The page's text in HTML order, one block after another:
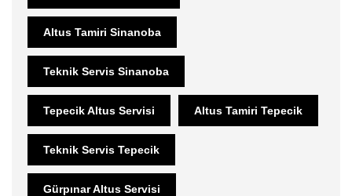
Altus Tamiri Sinanoba
Teknik Servis Sinanoba
Tepecik Altus Servisi Altus Tamiri Tepecik
Teknik Servis Tepecik
Gürpınar Altus Servisi